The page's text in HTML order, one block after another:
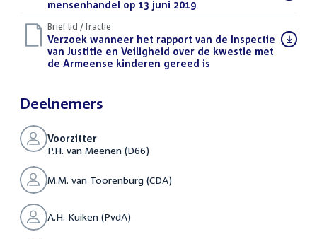
bestand:
mensenhandel op 13 juni 2019(PDF)
Brief lid / fractie
Download
bestand:
Verzoek wanneer het rapport van de Inspectie
van Justitie en Veiligheid over de kwestie met
de Armeense kinderen gereed is
Deelnemers
Voorzitter
P.H. van Meenen (D66)
M.M. van Toorenburg (CDA)
A.H. Kuiken (PvdA)